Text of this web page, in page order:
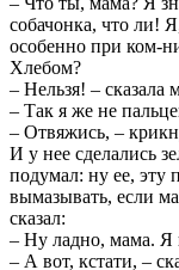
собачонка, что ли!
особенно при ком-
Хлебом?
– Нельзя! – сказала
– Так я же не
– Отвяжись, –
И у нее сделались
подумал: ну ее, эту
вымазывать, если
сказал:
– Ну ладно, мама. Я
– А вот, кстати, –